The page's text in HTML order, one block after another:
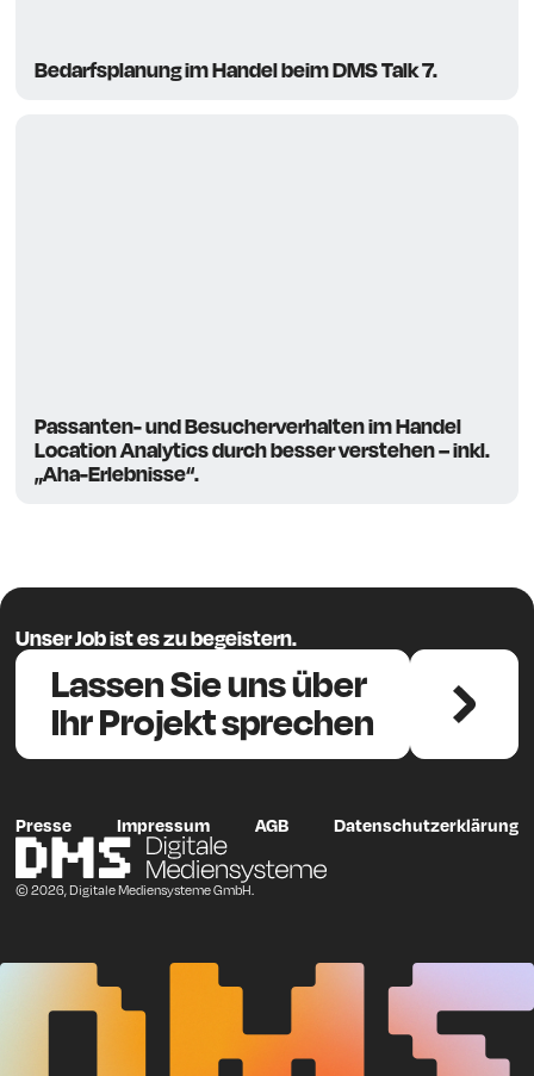
Bedarfsplanung im Handel beim DMS Talk 7.
Passanten- und Besucherverhalten im Handel
Location Analytics durch besser verstehen – inkl.
„Aha-Erlebnisse“.
Unser Job ist es zu begeistern.
Lassen Sie uns über
Ihr Projekt sprechen
© 2026, Digitale Mediensysteme GmbH.
Presse Impressum AGB Datenschutzerklärung